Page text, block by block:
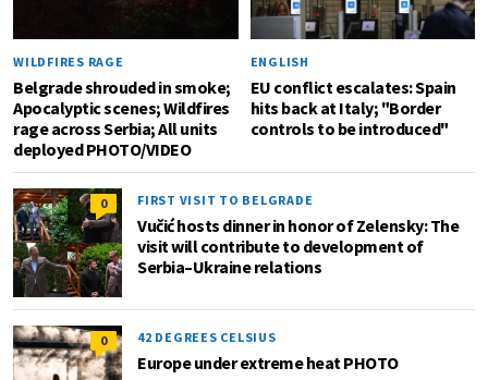
WILDFIRES RAGE
Belgrade shrouded in smoke;
Apocalyptic scenes; Wildfires
rage across Serbia; All units
deployed PHOTO/VIDEO
ENGLISH
EU conflict escalates: Spain
hits back at Italy; "Border
controls to be introduced"
0 FIRST VISIT TO BELGRADE
Vučić hosts dinner in honor of Zelensky: The
visit will contribute to development of
Serbia–Ukraine relations
0 42 DEGREES CELSIUS
Europe under extreme heat PHOTO